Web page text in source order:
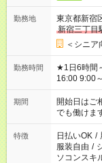
勤務地
東京都新宿
新宿三丁目
＜シニア
勤務時間
★1日6時間～の時短シフ
16:00 9:00～
場合、他の
ん ※法令に
となります
短時間・短
期間
開始日は
でも働けま
特徴 日払いOK /
服装自由 /
ソコンスキ